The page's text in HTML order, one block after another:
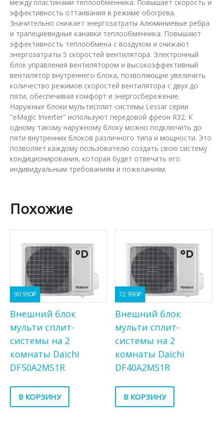
между пластинами теплообменника. Повышает скорость и
эффективность оттаивания в режиме обогрева.
Значительно снижает энергозатраты Алюминиевые ребра
и трапециевидные канавки теплообменника. Повышают
эффективность теплообмена с воздухом и снижают
энергозатраты 5 скоростей вентилятора. Электронный
блок управления вентилятором и высокоэффективный
вентилятор внутреннего блока, позволяющие увеличить
количество режимов скоростей вентилятора с двух до
пяти, обеспечивая комфорт и энергосбережение.
Наружные блоки мультисплит-системы Lessar серии
"eMagic Inverter" используют передовой фреон R32. К
одному такому наружному блоку можно подключить до
пяти внутренних блоков различного типа и мощности. Это
позволяет каждому пользователю создать свою систему
кондиционирования, которая будет отвечать его
индивидуальным требованиям и пожеланиям.
Похожие
90 990₽
Внешний блок
мульти сплит-
системы на 2
комнаты Daichi
DF50A2MS1R
В КОРЗИНУ
72 990₽
Внешний блок
мульти сплит-
системы на 2
комнаты Daichi
DF40A2MS1R
В КОРЗИНУ